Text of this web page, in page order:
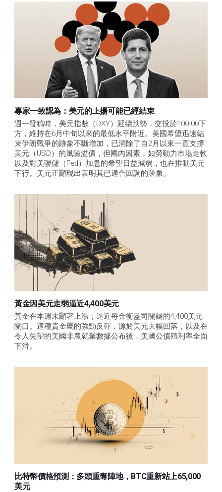
專家一致認為：美元的上揚可能已經結束
週一發稿時，美元指數（DXY）延續跌勢，交投於100.00下
方，維持在6月中旬以來的最低水平附近。美國希望迅速結
束伊朗戰爭的跡象不斷增加，已消除了自2月以來一直支撐
美元（USD）的風險溢價，但國內因素，如勞動力市場走軟
以及對美聯儲（Fed）加息的希望日益減弱，也在推動美元
下行。美元正顯現出表明其已適合回調的跡象。
黃金因美元走弱逼近4,400美元
黃金在本週末顯著上漲，逼近每金衡盎司關鍵的4,400美元
關口。這種貴金屬的強勁反彈，源於美元大幅回落，以及在
令人失望的美國非農就業數據公布後，美國公債殖利率全面
下滑。
比特幣價格預測：多頭重奪陣地，BTC重新站上65,000
美元